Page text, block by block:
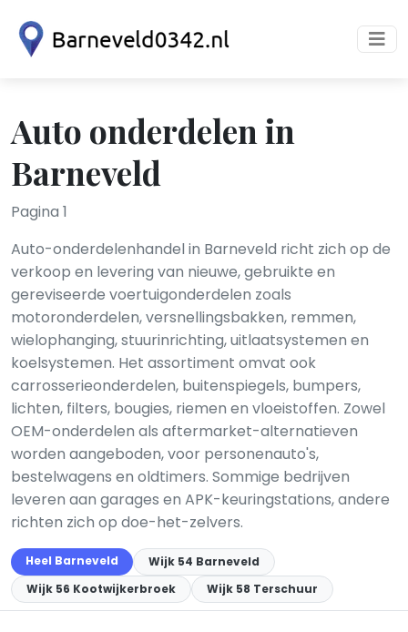
Auto onderdelen in
Barneveld
Pagina 1
Auto-onderdelenhandel in Barneveld richt zich op de
verkoop en levering van nieuwe, gebruikte en
gereviseerde voertuigonderdelen zoals
motoronderdelen, versnellingsbakken, remmen,
wielophanging, stuurinrichting, uitlaatsystemen en
koelsystemen. Het assortiment omvat ook
carrosserieonderdelen, buitenspiegels, bumpers,
lichten, filters, bougies, riemen en vloeistoffen. Zowel
OEM-onderdelen als aftermarket-alternatieven
worden aangeboden, voor personenauto's,
bestelwagens en oldtimers. Sommige bedrijven
leveren aan garages en APK-keuringstations, andere
richten zich op doe-het-zelvers.
Heel Barneveld
Wijk 54 Barneveld
Wijk 56 Kootwijkerbroek
Wijk 58 Terschuur